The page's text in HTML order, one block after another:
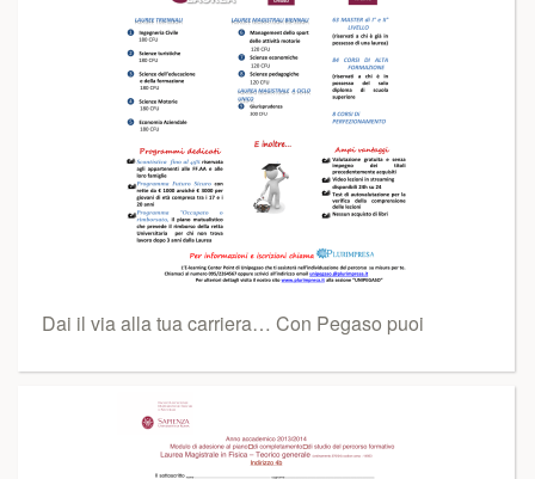
Dai il via alla tua carriera… Con Pegaso puoi